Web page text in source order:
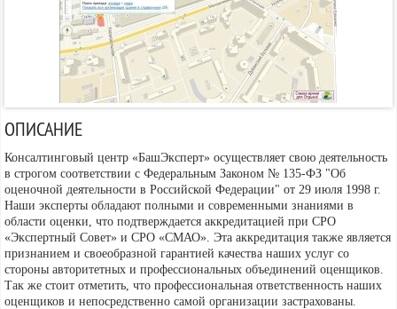
ОПИСАНИЕ
Консалтинговый центр «БашЭксперт» осуществляет свою деятельность
в строгом соответствии с Федеральным Законом № 135-ФЗ "Об
оценочной деятельности в Российской Федерации" от 29 июля 1998 г.
Наши эксперты обладают полными и современными знаниями в
области оценки, что подтверждается аккредитацией при СРО
«Экспертный Совет» и СРО «СМАО». Эта аккредитация также является
признанием и своеобразной гарантией качества наших услуг со
стороны авторитетных и профессиональных объединений оценщиков.
Так же стоит отметить, что профессиональная ответственность наших
оценщиков и непосредственно самой организации застрахованы.